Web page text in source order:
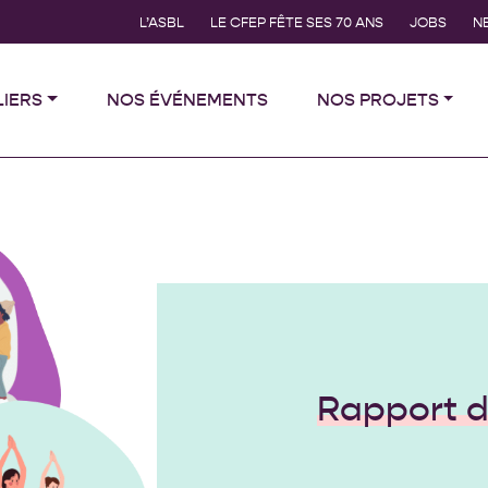
L’ASBL LE CFEP FÊTE SES 70 ANS JOBS
NOS ÉVÉNEMENTS NOS PROJETS
Rapport